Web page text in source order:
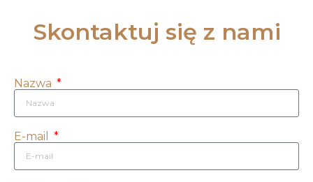
Skontaktuj się z nami
Nazwa
E-mail